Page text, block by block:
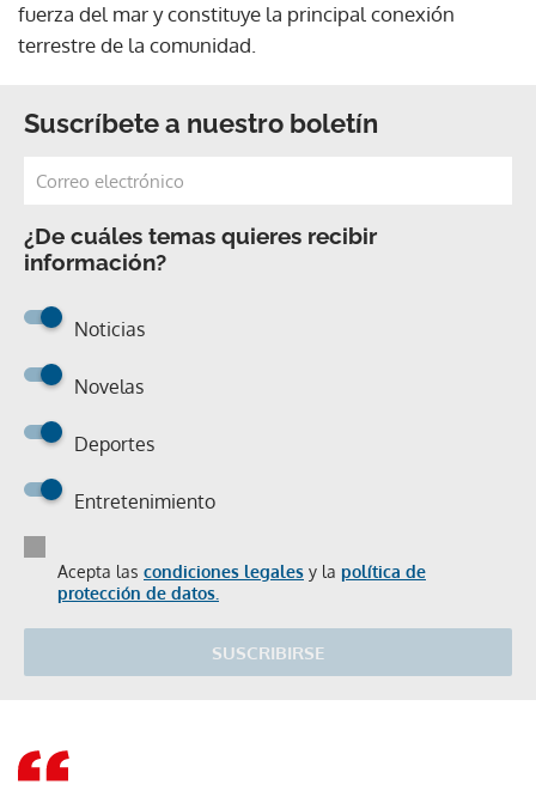
fuerza del mar y constituye la principal conexión
terrestre de la comunidad.
Suscríbete a nuestro boletín
¿De cuáles temas quieres recibir
información?
Noticias
Novelas
Deportes
Entretenimiento
Acepta las condiciones legales y la política de
protección de datos.
SUSCRIBIRSE